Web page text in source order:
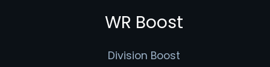
WR Boost
Division Boost